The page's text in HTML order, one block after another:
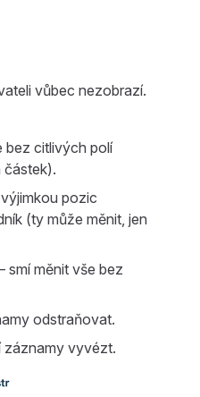
vůbec nezobrazí.
bez citlivých polí
částek).
pozic
(ty může měnit, jen
smí měnit vše bez
odstraňovat.
vyvézt.